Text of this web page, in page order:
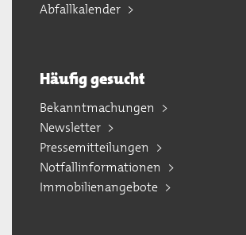
Abfallkalender
Häufig gesucht
Bekanntmachungen
Newsletter
Pressemitteilungen
Notfallinformationen
Immobilienangebote